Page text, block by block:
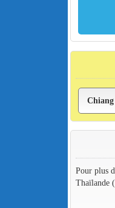
Pour plus
Thaïlande